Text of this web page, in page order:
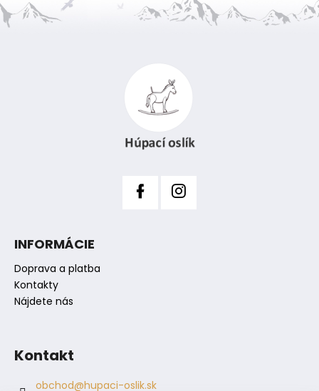
d
p
r
v
k
y
INFORMÁCIE
Doprava a platba
Kontakty
Nájdete nás
Kontakt
obchod@hupaci-oslik.sk